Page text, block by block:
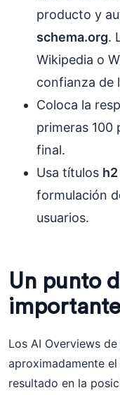
producto y
schema.org.
Wikipedia o
confianza de
Coloca la
primeras 100
final.
Usa títulos h2
formulación
usuarios.
Un punto
importante
Los AI Overviews
aproximadamente
resultado en la